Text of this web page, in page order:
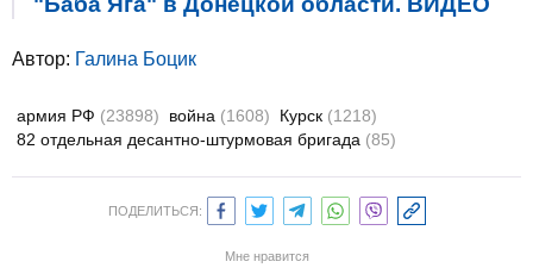
Автор: Галина Боцик
армия РФ (23898) война (1608) Курск (1218)
82 отдельная десантно-штурмовая бригада (85)
ПОДЕЛИТЬСЯ:
Мне нравится